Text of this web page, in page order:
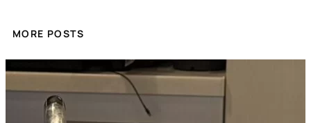
MORE POSTS